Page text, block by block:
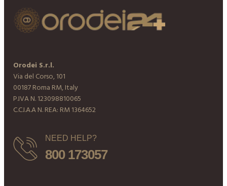
Orodei S.r.l.
Via del Corso, 101
00187 Roma RM, Italy
P.IVA N. 123098810065
C.C.I.A.A N. REA: RM 1364652
NEED HELP?
800 173057